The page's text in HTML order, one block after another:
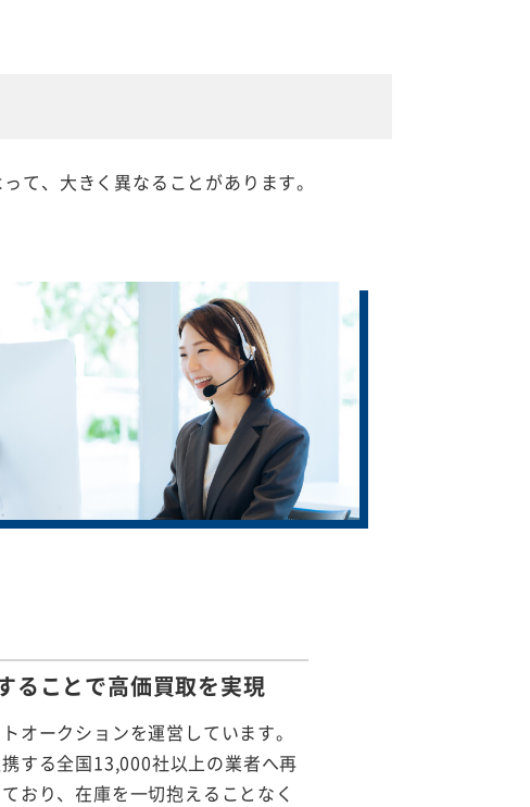
て、大きく異なることがあります。
ることで高価買取を実現
オークションを運営しています。
する全国13,000社以上の業者へ再
おり、在庫を一切抱えることなく